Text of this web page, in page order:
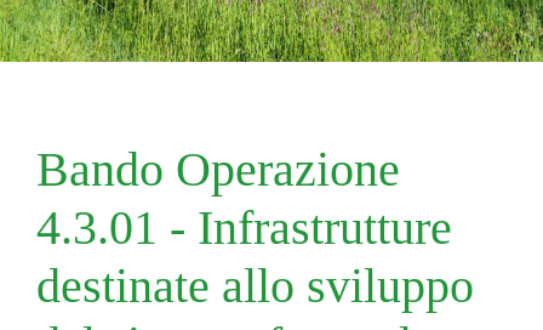
Bando Operazione
4.3.01 - Infrastrutture
destinate allo sviluppo